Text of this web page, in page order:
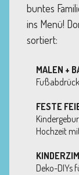
buntes
ins Menü!
sortiert:
MALEN +
FESTE
Hochzeit
Deko-DIYs